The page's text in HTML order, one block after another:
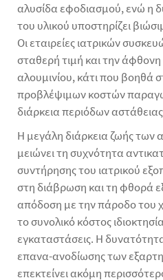
αλυσίδα εφοδιασμού, ενώ η
του υλικού υποστηρίζει
Οι εταιρείες ιατρικών
σταθερή τιμή και την
αλουμινίου, κάτι που βοηθά
προβλέψιμων κοστών
διάρκεια περιόδων
Η μεγάλη διάρκεια ζωής των
μειώνει τη συχνότητα
συντήρησης του ιατρικού
στη διάβρωση και τη φθορά
απόδοση με την πάροδο του
το συνολικό κόστος
εγκαταστάσεις. Η
επανα-ανοδίωσης των
επεκτείνει ακόμη